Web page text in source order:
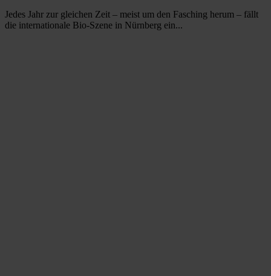
Jedes Jahr zur gleichen Zeit – meist um den Fasching herum – fällt
die internationale Bio-Szene in Nürnberg ein...